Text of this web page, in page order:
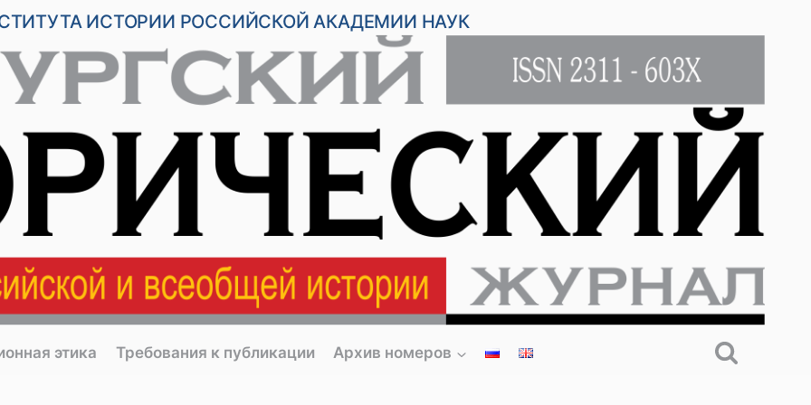
ИСТОРИИ РОССИЙСКОЙ АКАДЕМИИ НАУК
этика Требования к публикации Архив номеров